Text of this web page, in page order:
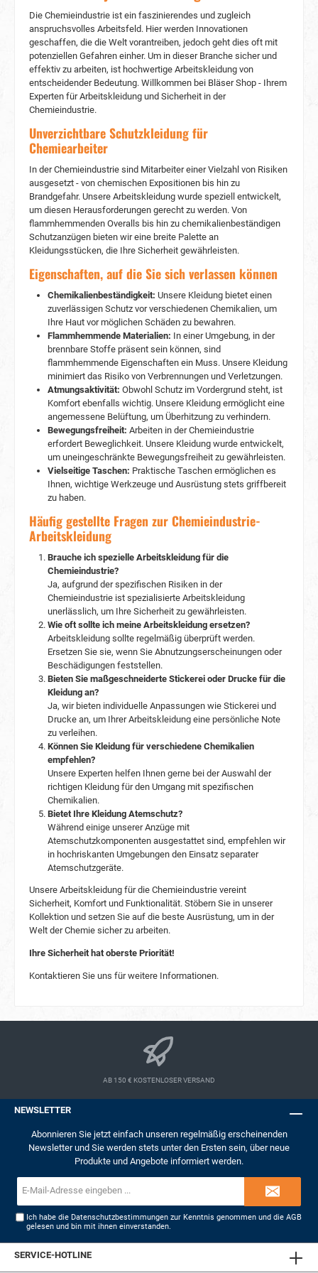
Flexibilität und Bewegungsfreiheit ermöglichen.
Latztasche mit Patte: Die Latztasche mit Klappe
bietet praktischen Stauraum für kleine
Werkzeuge oder persönliche Gegenstände. 2
senkrechte vordere Eingrifftaschen mit
Druckknopf: Die beiden vorderen Taschen mit
Druckknopf bieten sicheren Stauraum für
wichtige Gegenstände. 1 Oberschenkeltasche
mit Patte: Die Oberschenkeltasche mit Klappe
und ermöglicht einen schnellen Zugriff auf
Werkzeuge oder Zubehör. 1 Maßstabtasche mit
speziell für ein Maßband ausgelegt und
ermöglicht einen schnellen Zugriff, wenn es
benötigt wird. 2 Gesäßtaschen mit Patten: Die
beiden Gesäßtaschen mit Klappen bieten
zusätzlichen Stauraum für persönliche
Gegenstände oder Werkzeuge. Größenoptionen
für eine perfekte Passform Die Weld Shield
erhältlich, sodass jeder Arbeiter die perfekte
umfassen 42, 44, 46, 48, 50, 52, 54, 56, 58, 60,
62, 64, 90, 94, 98, 102, 106 und 110. Es wird
empfohlen, die entsprechende Größe
auszuwählen, um maximalen Komfort und
Schutz zu gewährleisten. Häufig gestellte
Fragen (FAQs)1. Wie schützt die Weld Shield
Latzhose vor Metallspritzern und Funkenflug?
Die Weld Shield Latzhose besteht aus einem
speziellen Gewebemix, der antistatisch und
flammhemmend ist. Sie schützt den Träger
effektiv vor Metallspritzern und Funkenflug und
gewährleistet so die Sicherheit in gefährlichen
Arbeitsumgebungen. 2. Welche Branchen
können von der Verwendung der Weld Shield
Latzhose profitieren? Die Weld Shield Latzhose
eignet sich für Fachleute, die in verschiedenen
Branchen arbeiten, darunter Schweißen,
Metallverarbeitung, Bauwesen und Fertigung.
Sie wurde entwickelt, um Arbeiter vor
potenziellen Gefahren im Zusammenhang mit
Metallspritzern und Funkenflug zu schützen. 3.
Ist die Weld Shield Latzhose auch bei längerem
Tragen bequem? Ja, die Weld Shield Latzhose
wurde sowohl in Bezug auf Sicherheit als auch
auf Komfort entwickelt. Ihre verstellbaren
Merkmale, elastischen Einsätze und
hochwertigen Materialien gewährleisten eine
bequeme Passform und ermöglichen es
Arbeitern, sie über längere Zeiträume hinweg
ohne Beschwerden zu tragen. 4. Wie kann ich
die richtige Größe für die Weld Shield Latzhose
bestimmen? Es ist wichtig, sich an der
Größentabelle von Planam zu orientieren, um die
passende Größe auszuwählen. Durch genaue
Körpermaße kann die optimale Passform
ermittelt werden, um maximalen Komfort und
Die Chemieindustrie ist ein faszinierendes und zugleich
anspruchsvolles Arbeitsfeld. Hier werden Innovationen
geschaffen, die die Welt vorantreiben, jedoch geht dies oft mit
potenziellen Gefahren einher. Um in dieser Branche sicher und
effektiv zu arbeiten, ist hochwertige Arbeitskleidung von
entscheidender Bedeutung. Willkommen bei Bläser Shop - Ihrem
Experten für Arbeitskleidung und Sicherheit in der
Chemieindustrie.
Unverzichtbare Schutzkleidung für
Chemiearbeiter
In der Chemieindustrie sind Mitarbeiter einer Vielzahl von Risiken
ausgesetzt - von chemischen Expositionen bis hin zu
Brandgefahr. Unsere Arbeitskleidung wurde speziell entwickelt,
um diesen Herausforderungen gerecht zu werden. Von
flammhemmenden Overalls bis hin zu chemikalienbeständigen
Schutzanzügen bieten wir eine breite Palette an
Kleidungsstücken, die Ihre Sicherheit gewährleisten.
Eigenschaften, auf die Sie sich verlassen können
Chemikalienbeständigkeit: Unsere Kleidung bietet einen
zuverlässigen Schutz vor verschiedenen Chemikalien, um
Ihre Haut vor möglichen Schäden zu bewahren.
Flammhemmende Materialien: In einer Umgebung, in der
brennbare Stoffe präsent sein können, sind
flammhemmende Eigenschaften ein Muss. Unsere Kleidung
minimiert das Risiko von Verbrennungen und Verletzungen.
Atmungsaktivität: Obwohl Schutz im Vordergrund steht, ist
Komfort ebenfalls wichtig. Unsere Kleidung ermöglicht eine
angemessene Belüftung, um Überhitzung zu verhindern.
Bewegungsfreiheit: Arbeiten in der Chemieindustrie
erfordert Beweglichkeit. Unsere Kleidung wurde entwickelt,
um uneingeschränkte Bewegungsfreiheit zu gewährleisten.
Vielseitige Taschen: Praktische Taschen ermöglichen es
Ihnen, wichtige Werkzeuge und Ausrüstung stets griffbereit
zu haben.
Häufig gestellte Fragen zur Chemieindustrie-
Arbeitskleidung
Brauche ich spezielle Arbeitskleidung für die
Chemieindustrie?
Ja, aufgrund der spezifischen Risiken in der
Chemieindustrie ist spezialisierte Arbeitskleidung
unerlässlich, um Ihre Sicherheit zu gewährleisten.
Wie oft sollte ich meine Arbeitskleidung ersetzen?
Arbeitskleidung sollte regelmäßig überprüft werden.
Ersetzen Sie sie, wenn Sie Abnutzungserscheinungen oder
Beschädigungen feststellen.
Bieten Sie maßgeschneiderte Stickerei oder Drucke für die
Kleidung an?
Ja, wir bieten individuelle Anpassungen wie Stickerei und
Drucke an, um Ihrer Arbeitskleidung eine persönliche Note
zu verleihen.
Können Sie Kleidung für verschiedene Chemikalien
empfehlen?
Unsere Experten helfen Ihnen gerne bei der Auswahl der
richtigen Kleidung für den Umgang mit spezifischen
Chemikalien.
Bietet Ihre Kleidung Atemschutz?
Während einige unserer Anzüge mit
Atemschutzkomponenten ausgestattet sind, empfehlen wir
in hochriskanten Umgebungen den Einsatz separater
Atemschutzgeräte.
Unsere Arbeitskleidung für die Chemieindustrie vereint
Sicherheit, Komfort und Funktionalität. Stöbern Sie in unserer
Kollektion und setzen Sie auf die beste Ausrüstung, um in der
Welt der Chemie sicher zu arbeiten.
Ihre Sicherheit hat oberste Priorität!
Kontaktieren Sie uns für weitere Informationen.
AB 150 € KOSTENLOSER VERSAND
NEWSLETTER
Abonnieren Sie jetzt einfach unseren regelmäßig erscheinenden
Newsletter und Sie werden stets unter den Ersten sein, über neue
Produkte und Angebote informiert werden.
Adresse*
Ich habe dieDatenschutzbestimmungen zur Kenntnis genommen und dieAGB
gelesen und bin mit ihnen einverstanden.
SERVICE-HOTLINE